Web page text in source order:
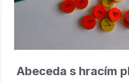
Abeceda s hracím